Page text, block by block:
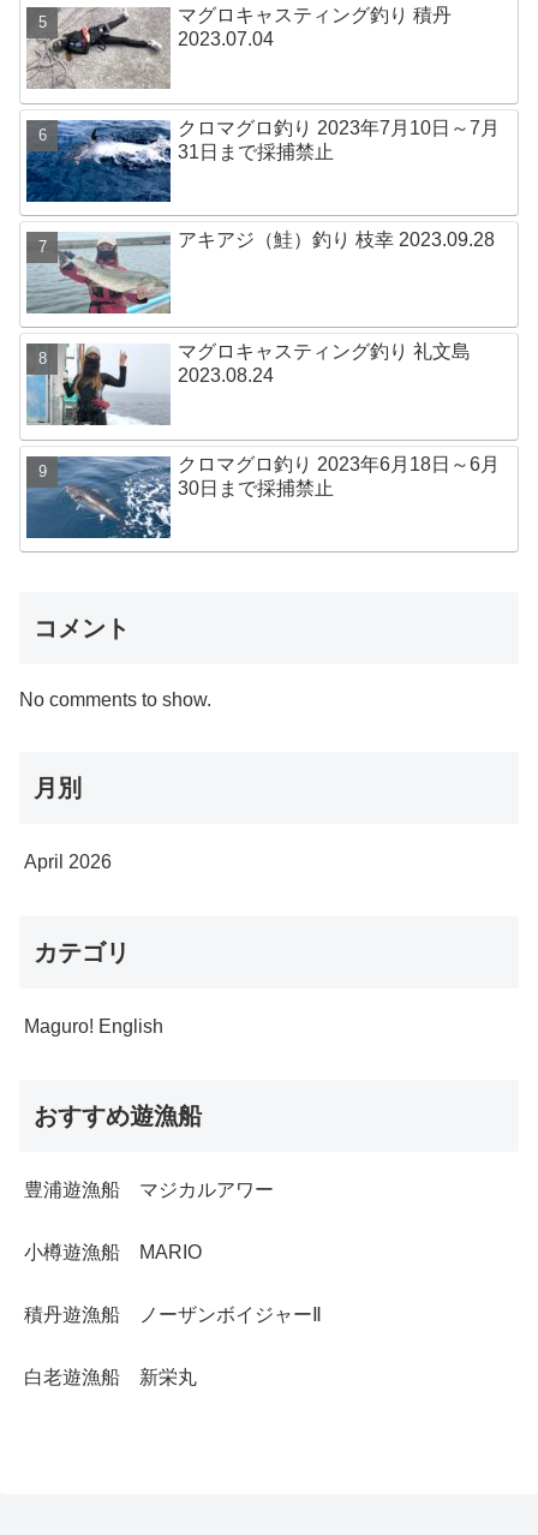
マグロキャスティング釣り 積丹
2023.07.04
クロマグロ釣り 2023年7月10日～7月
31日まで採捕禁止
アキアジ（鮭）釣り 枝幸 2023.09.28
マグロキャスティング釣り 礼文島
2023.08.24
クロマグロ釣り 2023年6月18日～6月
30日まで採捕禁止
コメント
No comments to show.
月別
April 2026
カテゴリ
Maguro! English
おすすめ遊漁船
豊浦遊漁船 マジカルアワー
小樽遊漁船 MARIO
積丹遊漁船 ノーザンボイジャーⅡ
白老遊漁船 新栄丸